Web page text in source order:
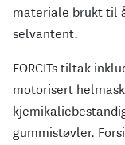
materiale brukt til
selvantent.
FORCITs tiltak
motorisert
gummistøvler.